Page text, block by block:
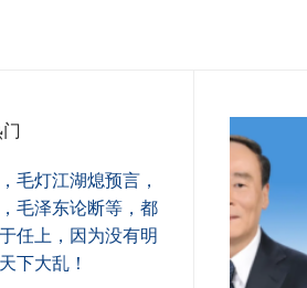
毛灯江湖熄预言，
毛泽东论断等，都
任上，因为没有明
下大乱！